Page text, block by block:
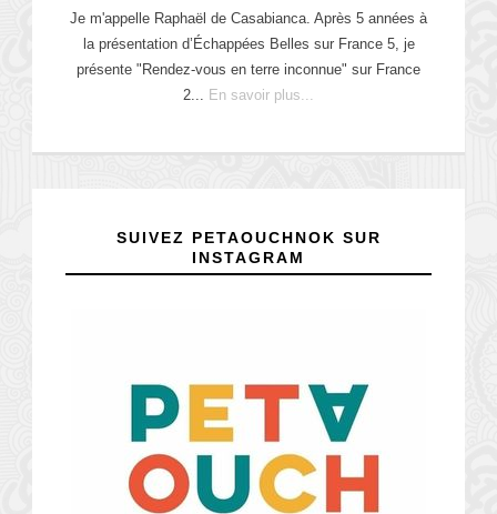
Je m'appelle Raphaël de Casabianca. Après 5 années à
la présentation d’Échappées Belles sur France 5, je
présente "Rendez-vous en terre inconnue" sur France
2... En savoir plus...
SUIVEZ PETAOUCHNOK SUR
INSTAGRAM